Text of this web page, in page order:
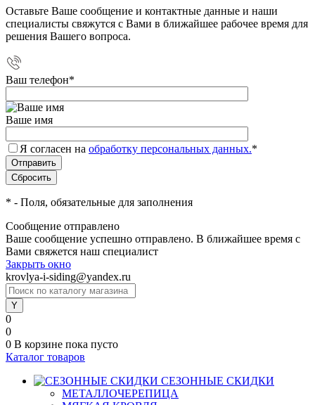
Оставьте Ваше сообщение и контактные данные и наши
специалисты свяжутся с Вами в ближайшее рабочее время для
решения Вашего вопроса.
Ваш телефон*
Ваше имя
Я согласен на обработку персональных данных.*
* - Поля, обязательные для заполнения
Сообщение отправлено
Ваше сообщение успешно отправлено. В ближайшее время с
Вами свяжется наш специалист
Закрыть окно
krovlya-i-siding@yandex.ru
0
0
0 В корзине пока пусто
Каталог товаров
СЕЗОННЫЕ СКИДКИ
МЕТАЛЛОЧЕРЕПИЦА